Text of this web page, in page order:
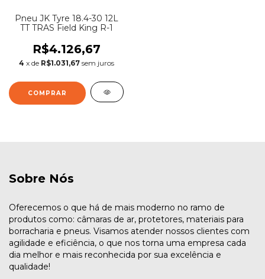
Pneu JK Tyre 18.4-30 12L
TT TRAS Field King R-1
R$4.126,67
4 x de R$1.031,67 sem juros
Sobre Nós
Oferecemos o que há de mais moderno no ramo de
produtos como: câmaras de ar, protetores, materiais para
borracharia e pneus. Visamos atender nossos clientes com
agilidade e eficiência, o que nos torna uma empresa cada
dia melhor e mais reconhecida por sua excelência e
qualidade!